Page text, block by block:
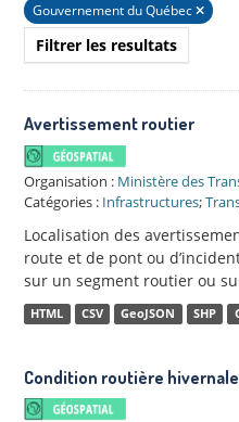
Gouvernement du Québec
Filtrer les resultats
Avertissement routier
Organisation : Ministère des
Catégories : Infrastructures;
Localisation des
route et de pont ou
sur un segment routier ou
HTML CSV GeoJSON SHP
Condition routière